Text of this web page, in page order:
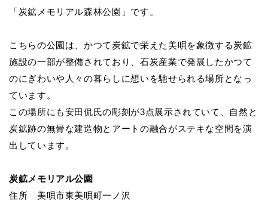
「炭鉱メモリアル森林公園」です。
こちらの公園は、かつて炭鉱で栄えた美唄を象徴する炭鉱
施設の一部が整備されており、石炭産業で発展したかつて
のにぎわいや人々の暮らしに想いを馳せられる場所となっ
ています。
この場所にも安田侃氏の彫刻が3点展示されていて、自然と
炭鉱跡の無骨な建造物とアートの融合がステキな空間を演
出しています。
炭鉱メモリアル公園
住所 美唄市東美唄町一ノ沢